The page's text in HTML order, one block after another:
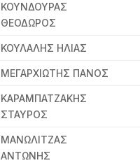
ΚΟΥΝΔΟΥΡΑΣ
ΘΕΟΔΩΡΟΣ
ΚΟΥΛΑΛΗΣ ΗΛΙΑΣ
ΜΕΓΑΡΧΙΩΤΗΣ ΠΑΝΟΣ
ΚΑΡΑΜΠΑΤΖΑΚΗΣ
ΣΤΑΥΡΟΣ
ΜΑΝΩΛΙΤΖΑΣ
ΑΝΤΩΝΗΣ